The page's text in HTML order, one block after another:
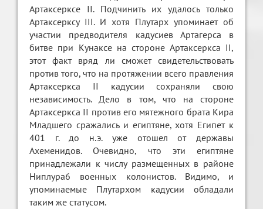
Артаксерксе II. Подчинить их удалось только
Артаксерксу III. И хотя Плутарх упоминает об
участии предводителя кадусиев Артагерса в
битве при Кунаксе на стороне Артаксеркса II,
этот факт вряд ли сможет свидетельствовать
против того, что на протяжении всего правления
Артаксеркса II кадусии сохраняли свою
независимость. Дело в том, что на стороне
Артаксеркса II против его мятежного брата Кира
Младшего сражались и египтяне, хотя Египет к
401 г. до н.э. уже отошел от державы
Ахеменидов. Очевидно, что эти египтяне
принадлежали к числу размещенных в районе
Ниплура6 военных колонистов. Видимо, и
упоминаемые Плутархом кадусии обладали
таким же статусом.